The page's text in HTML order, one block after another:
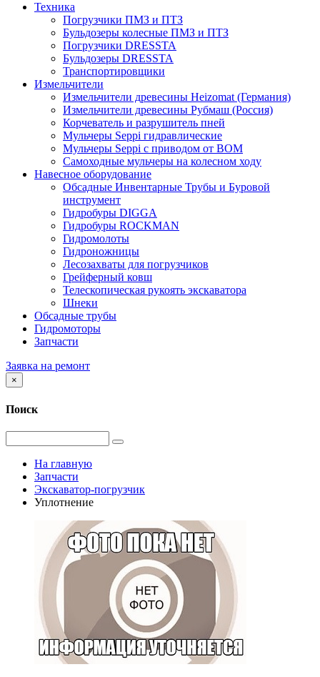
Техника
Погрузчики ПМЗ и ПТЗ
Бульдозеры колесные ПМЗ и ПТЗ
Погрузчики DRESSTA
Бульдозеры DRESSTA
Транспортировщики
Измельчители
Измельчители древесины Heizomat (Германия)
Измельчители древесины Рубмаш (Россия)
Корчеватель и разрушитель пней
Мульчеры Seppi гидравлические
Мульчеры Seppi с приводом от ВОМ
Самоходные мульчеры на колесном ходу
Навесное оборудование
Обсадные Инвентарные Трубы и Буровой
инструмент
Гидробуры DIGGA
Гидробуры ROCKMAN
Гидромолоты
Гидроножницы
Лесозахваты для погрузчиков
Грейферный ковш
Телескопическая рукоять экскаватора
Шнеки
Обсадные трубы
Гидромоторы
Запчасти
Заявка на ремонт
×
Поиск
На главную
Запчасти
Экскаватор-погрузчик
Уплотнение